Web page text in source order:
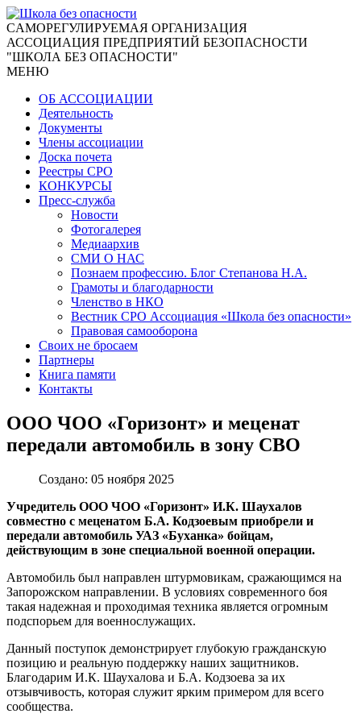
CАМОРЕГУЛИРУЕМАЯ ОРГАНИЗАЦИЯ
АССОЦИАЦИЯ ПРЕДПРИЯТИЙ БЕЗОПАСНОСТИ
"ШКОЛА БЕЗ ОПАСНОСТИ"
МЕНЮ
ОБ АССОЦИАЦИИ
Деятельность
Документы
Члены ассоциации
Доска почета
Реестры СРО
КОНКУРСЫ
Пресс-служба
Новости
Фотогалерея
Медиаархив
СМИ О НАС
Познаем профессию. Блог Степанова Н.А.
Грамоты и благодарности
Членство в НКО
Вестник СРО Ассоциация «Школа без опасности»
Правовая самооборона
Своих не бросаем
Партнеры
Книга памяти
Контакты
ООО ЧОО «Горизонт» и меценат
передали автомобиль в зону СВО
Создано: 05 ноября 2025
Учредитель ООО ЧОО «Горизонт» И.К. Шаухалов
совместно с меценатом Б.А. Кодзоевым приобрели и
передали автомобиль УАЗ «Буханка» бойцам,
действующим в зоне специальной военной операции.
Автомобиль был направлен штурмовикам, сражающимся на
Запорожском направлении. В условиях современного боя
такая надежная и проходимая техника является огромным
подспорьем для военнослужащих.
Данный поступок демонстрирует глубокую гражданскую
позицию и реальную поддержку наших защитников.
Благодарим И.К. Шаухалова и Б.А. Кодзоева за их
отзывчивость, которая служит ярким примером для всего
сообщества.